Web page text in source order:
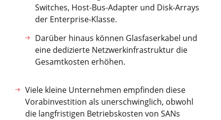
Switches, Host-Bus-Adapter und Disk-Arrays
der Enterprise-Klasse.
Darüber hinaus können Glasfaserkabel und
eine dedizierte Netzwerkinfrastruktur die
Gesamtkosten erhöhen.
Viele kleine Unternehmen empfinden diese
Vorabinvestition als unerschwinglich, obwohl
die langfristigen Betriebskosten von SANs